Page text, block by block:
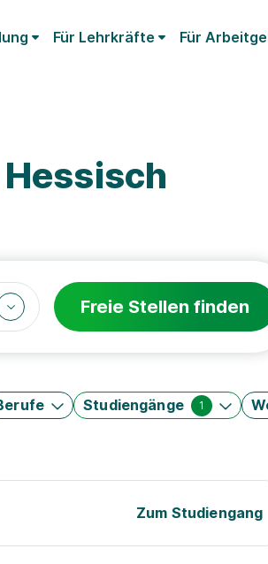
Für Lehrkräfte Für
Freie Stellen finden
Studiengänge 1
Zum Studiengang